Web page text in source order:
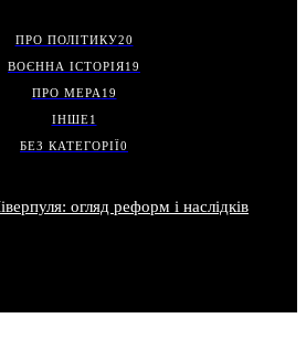
ПРО ПОЛІТИКУ20
ВОЄННА ІСТОРІЯ19
ПРО МЕРА 19
ІНШЕ1
БЕЗ КАТЕГОРІЇ0
огляд реформ і наслідків